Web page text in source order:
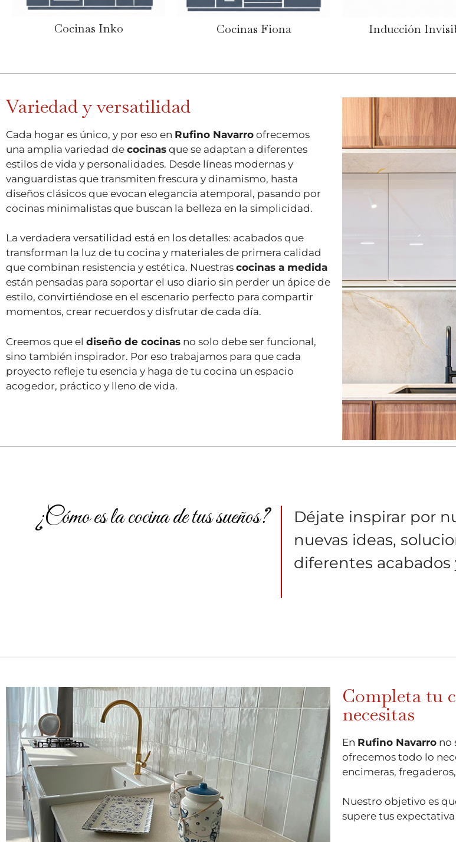
Cocinas Inko Cocinas Fiona Inducción
Variedad y versatilidad
Cada hogar es único, y por eso en Rufino Navarro ofrecemos
una amplia variedad de cocinas que se adaptan a diferentes
estilos de vida y personalidades. Desde líneas modernas y
vanguardistas que transmiten frescura y dinamismo, hasta
diseños clásicos que evocan elegancia atemporal, pasando por
cocinas minimalistas que buscan la belleza en la simplicidad.
La verdadera versatilidad está en los detalles: acabados que
transforman la luz de tu cocina y materiales de primera calidad
que combinan resistencia y estética. Nuestras cocinas a medida
están pensadas para soportar el uso diario sin perder un ápice de
estilo, convirtiéndose en el escenario perfecto para compartir
momentos, crear recuerdos y disfrutar de cada día.
Creemos que el diseño de cocinas no solo debe ser funcional,
sino también inspirador. Por eso trabajamos para que cada
proyecto refleje tu esencia y haga de tu cocina un espacio
acogedor, práctico y lleno de vida.
¿Cómo es la cocina de tus sueños?
Déjate inspirar por
nuevas ideas,
diferentes acabados
Completa tu
necesitas
En Rufino Navarro no
ofrecemos todo lo
encimeras,
Nuestro objetivo es
supere tus expectativa